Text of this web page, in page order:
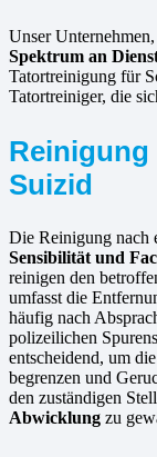
Unser
Spektrum an
Tatortreinigung für
Tatortreiniger, die
Reinigung
Suizid
Die Reinigung nach
Sensibilität und
reinigen den
umfasst die
häufig nach
polizeilichen
entscheidend, um
begrenzen und
den zuständigen
Abwicklung zu